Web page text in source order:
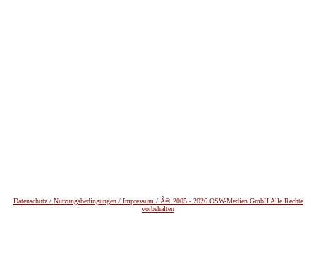
Datenschutz / Nutzungsbedingungen / Impressum / Â© 2005 - 2026 OSW-Medien GmbH Alle Rechte
vorbehalten